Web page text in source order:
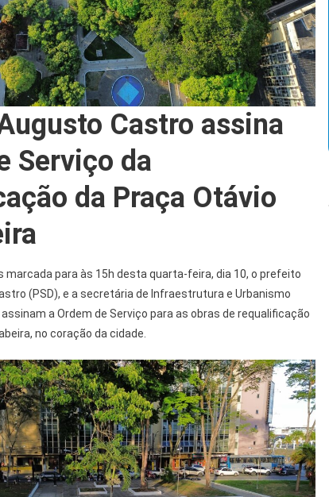
Castro assina
Serviço da
da Praça Otávio
marcada para às 15h desta quarta-feira, dia 10, o prefeito
(PSD), e a secretária de Infraestrutura e Urbanismo
assinam a Ordem de Serviço para as obras de requalificação
no coração da cidade.